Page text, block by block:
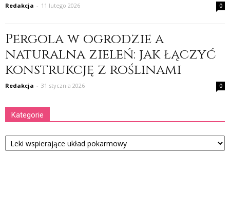
Redakcja - 11 lutego 2026 0
Pergola w ogrodzie a
naturalna zieleń: jak łączyć
konstrukcję z roślinami
Redakcja - 31 stycznia 2026 0
Kategorie
Kategorie